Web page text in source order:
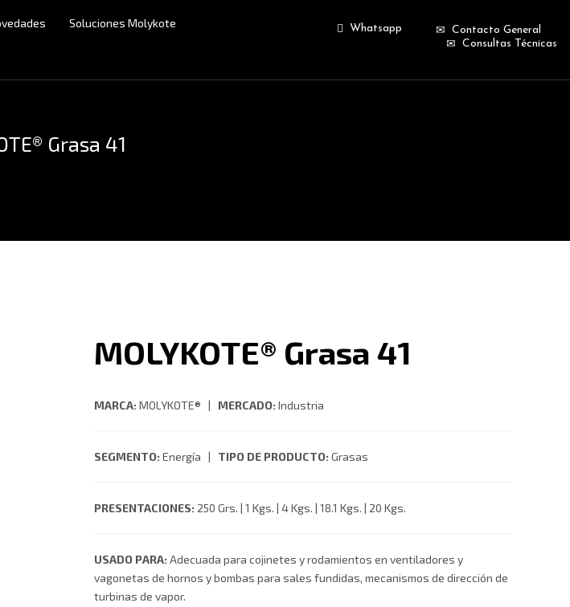
Soluciones Molykote
Whatsapp
Contacto General
Consultas Técnicas
Grasa 41
MOLYKOTE® Grasa 41
MARCA: MOLYKOTE® | MERCADO: Industria
SEGMENTO: Energía | TIPO DE PRODUCTO: Grasas
PRESENTACIONES: 250 Grs. | 1 Kgs. | 4 Kgs. | 18.1 Kgs. | 20 Kgs.
USADO PARA: Adecuada para cojinetes y rodamientos en ventiladores y
vagonetas de hornos y bombas para sales fundidas, mecanismos de dirección de
turbinas de vapor.